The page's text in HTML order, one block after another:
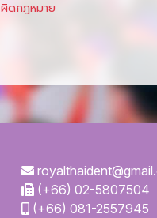
ผิดกฎหมาย
(+66) 02-5807504
(+66) 081-2557945